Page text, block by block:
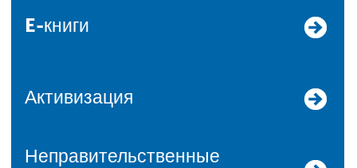
E-книги
Активизация
Неправительственные